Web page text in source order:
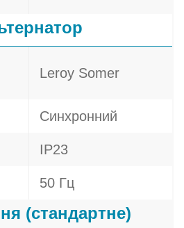
Leroy Somer
Синхронний
IP23
50 Гц
(стандартне)